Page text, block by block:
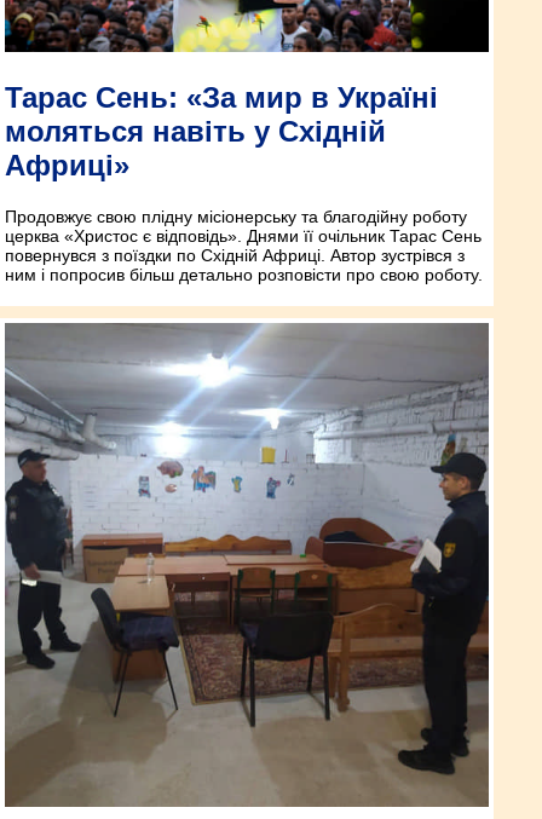
Тарас Сень: «За мир в Україні
моляться навіть у Східній
Африці»
Продовжує свою плідну місіонерську та благодійну роботу
церква «Христос є відповідь». Днями її очільник Тарас Сень
повернувся з поїздки по Східній Африці. Автор зустрівся з
ним і попросив більш детально розповісти про свою роботу.